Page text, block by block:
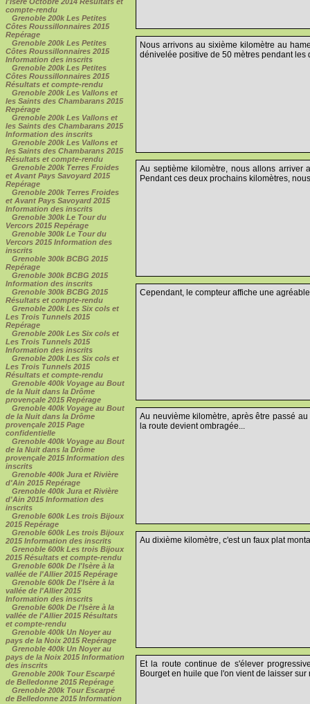
l'Isère Octobre 2014 Résultats et
compte-rendu
Grenoble 200k Les Petites
Côtes Roussillonnaires 2015
Repérage
Grenoble 200k Les Petites
Côtes Roussillonnaires 2015
Information des inscrits
Grenoble 200k Les Petites
Côtes Roussillonnaires 2015
Résultats et compte-rendu
Grenoble 200k Les Vallons et
les Saints des Chambarans 2015
Repérage
Grenoble 200k Les Vallons et
les Saints des Chambarans 2015
Information des inscrits
Grenoble 200k Les Vallons et
les Saints des Chambarans 2015
Résultats et compte-rendu
Grenoble 200k Terres Froides
et Avant Pays Savoyard 2015
Repérage
Grenoble 200k Terres Froides
et Avant Pays Savoyard 2015
Information des inscrits
Grenoble 300k Le Tour du
Vercors 2015 Repérage
Grenoble 300k Le Tour du
Vercors 2015 Information des
inscrits
Grenoble 300k BCBG 2015
Repérage
Grenoble 300k BCBG 2015
Information des inscrits
Grenoble 300k BCBG 2015
Résultats et compte-rendu
Grenoble 200k Les Six cols et
Les Trois Tunnels 2015
Repérage
Grenoble 200k Les Six cols et
Les Trois Tunnels 2015
Information des inscrits
Grenoble 200k Les Six cols et
Les Trois Tunnels 2015
Résultats et compte-rendu
Grenoble 400k Voyage au Bout
de la Nuit dans la Drôme
provençale 2015 Repérage
Grenoble 400k Voyage au Bout
de la Nuit dans la Drôme
provençale 2015 Page
confidentielle
Grenoble 400k Voyage au Bout
de la Nuit dans la Drôme
provençale 2015 Information des
inscrits
Grenoble 400k Jura et Rivière
d'Ain 2015 Repérage
Grenoble 400k Jura et Rivière
d'Ain 2015 Information des
inscrits
Grenoble 600k Les trois Bijoux
2015 Repérage
Grenoble 600k Les trois Bijoux
2015 Information des inscrits
Grenoble 600k Les trois Bijoux
2015 Résultats et compte-rendu
Grenoble 600k De l'Isère à la
vallée de l'Allier 2015 Repérage
Grenoble 600k De l'Isère à la
vallée de l'Allier 2015
Information des inscrits
Grenoble 600k De l'Isère à la
vallée de l'Allier 2015 Résultats
et compte-rendu
Grenoble 400k Un Noyer au
pays de la Noix 2015 Repérage
Grenoble 400k Un Noyer au
pays de la Noix 2015 Information
des inscrits
Grenoble 200k Tour Escarpé
de Belledonne 2015 Repérage
Grenoble 200k Tour Escarpé
de Belledonne 2015 Information
Nous arrivons au sixième kilomètre au
dénivelée positive de 50 mètres pendant les
Au septième kilomètre, nous allons arriver
Pendant ces deux prochains kilomètres,
Cependant, le compteur affiche une
Au neuvième kilomètre, après être passé
la route devient ombragée...
Au dixième kilomètre, c'est un faux plat
Et la route continue de s'élever
Bourget en huile que l'on vient de laisser sur